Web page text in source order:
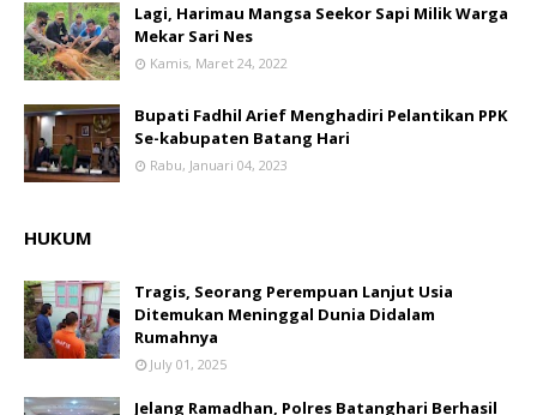
Lagi, Harimau Mangsa Seekor Sapi Milik Warga
Mekar Sari Nes
Kamis, Maret 24, 2022
Bupati Fadhil Arief Menghadiri Pelantikan PPK
Se-kabupaten Batang Hari
Rabu, Januari 04, 2023
HUKUM
Tragis, Seorang Perempuan Lanjut Usia
Ditemukan Meninggal Dunia Didalam
Rumahnya
July 01, 2025
Jelang Ramadhan, Polres Batanghari Berhasil